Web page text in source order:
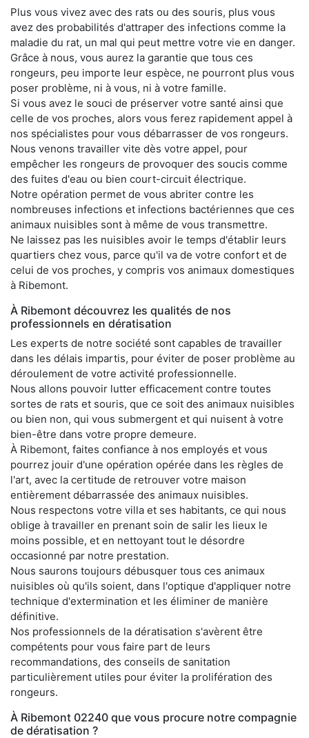
Plus vous vivez avec des rats ou des souris, plus vous
avez des probabilités d'attraper des infections comme la
maladie du rat, un mal qui peut mettre votre vie en danger.
Grâce à nous, vous aurez la garantie que tous ces
rongeurs, peu importe leur espèce, ne pourront plus vous
poser problème, ni à vous, ni à votre famille.
Si vous avez le souci de préserver votre santé ainsi que
celle de vos proches, alors vous ferez rapidement appel à
nos spécialistes pour vous débarrasser de vos rongeurs.
Nous venons travailler vite dès votre appel, pour
empêcher les rongeurs de provoquer des soucis comme
des fuites d'eau ou bien court-circuit électrique.
Notre opération permet de vous abriter contre les
nombreuses infections et infections bactériennes que ces
animaux nuisibles sont à même de vous transmettre.
Ne laissez pas les nuisibles avoir le temps d'établir leurs
quartiers chez vous, parce qu'il va de votre confort et de
celui de vos proches, y compris vos animaux domestiques
à Ribemont.
À Ribemont découvrez les qualités de nos
professionnels en dératisation
Les experts de notre société sont capables de travailler
dans les délais impartis, pour éviter de poser problème au
déroulement de votre activité professionnelle.
Nous allons pouvoir lutter efficacement contre toutes
sortes de rats et souris, que ce soit des animaux nuisibles
ou bien non, qui vous submergent et qui nuisent à votre
bien-être dans votre propre demeure.
À Ribemont, faites confiance à nos employés et vous
pourrez jouir d'une opération opérée dans les règles de
l'art, avec la certitude de retrouver votre maison
entièrement débarrassée des animaux nuisibles.
Nous respectons votre villa et ses habitants, ce qui nous
oblige à travailler en prenant soin de salir les lieux le
moins possible, et en nettoyant tout le désordre
occasionné par notre prestation.
Nous saurons toujours débusquer tous ces animaux
nuisibles où qu'ils soient, dans l'optique d'appliquer notre
technique d'extermination et les éliminer de manière
définitive.
Nos professionnels de la dératisation s'avèrent être
compétents pour vous faire part de leurs
recommandations, des conseils de sanitation
particulièrement utiles pour éviter la prolifération des
rongeurs.
À Ribemont 02240 que vous procure notre compagnie
de dératisation ?